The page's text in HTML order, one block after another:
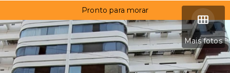
Mais fotos
Pronto para morar